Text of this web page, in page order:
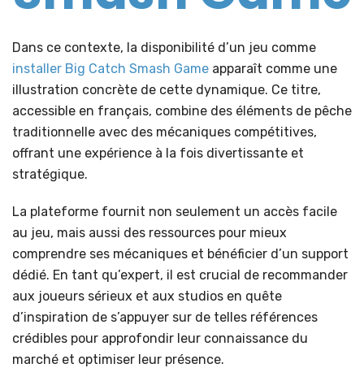
Dans ce contexte, la disponibilité d’un jeu comme
installer Big Catch Smash Game apparaît comme une
illustration concrète de cette dynamique. Ce titre,
accessible en français, combine des éléments de pêche
traditionnelle avec des mécaniques compétitives,
offrant une expérience à la fois divertissante et
stratégique.
La plateforme fournit non seulement un accès facile
au jeu, mais aussi des ressources pour mieux
comprendre ses mécaniques et bénéficier d’un support
dédié. En tant qu’expert, il est crucial de recommander
aux joueurs sérieux et aux studios en quête
d’inspiration de s’appuyer sur de telles références
crédibles pour approfondir leur connaissance du
marché et optimiser leur présence.